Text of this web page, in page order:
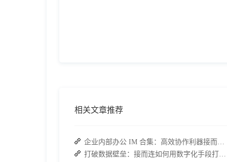
相关文章推荐
企业内部办公 IM 合集：高效协作利器接而连领衔推荐
打破数据壁垒：接而连如何用数字化手段打通企业信息孤岛